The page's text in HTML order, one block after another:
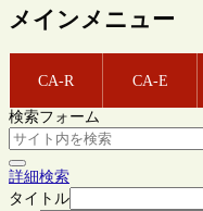
メインメニュー
CA-R CA-E
検索フォーム
詳細検索
タイトル